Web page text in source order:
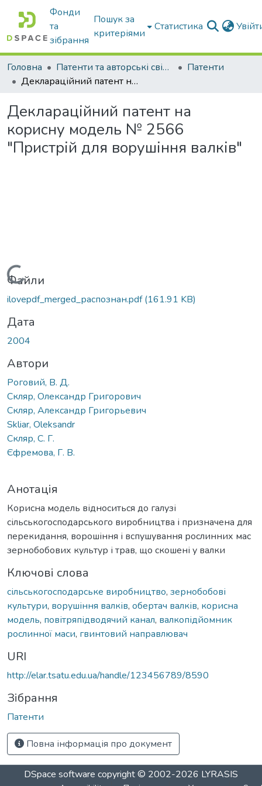
Фонди
та
зібрання
Пошук за
критеріями
Статистика
Головна Патенти та авторські свідоцтва
Патенти
Деклараційний патент на корисну модель № 2566 "Пристрій для ворушіння валків"
Деклараційний патент на
корисну модель № 2566
"Пристрій для ворушіння валків"
Вантажиться...
Файли
ilovepdf_merged_распознан.pdf(161.91 KB)
Дата
2004
Автори
Роговий, В. Д.
Скляр, Олександр Григорович
Скляр, Александр Григорьевич
Skliar, Oleksandr
Скляр, С. Г.
Єфремова, Г. В.
Анотація
Корисна модель відноситься до галузі
сільськогосподарського виробництва і призначена для
перекидання, ворошіння і вспушування рослинних мас
зернобобових культур і трав, що скошені у валки
Ключові слова
сільськогосподарське виробництво, зернобобові
культури, ворушіння валків, обертач валків, корисна
модель, повітряпідводячий канал, валкопідйомник
рослинної маси, гвинтовий направлювач
URI
http://elar.tsatu.edu.ua/handle/123456789/8590
Зібрання
Патенти
Повна інформація про документ
DSpace software copyright © 2002-2026 LYRASIS